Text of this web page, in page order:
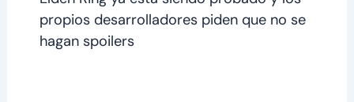
propios desarrolladores piden que no se
hagan spoilers